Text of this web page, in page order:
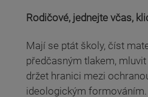
Rodičové, jednejte včas,
Mají se ptát školy, číst
předčasným tlakem,
držet hranici mezi
ideologickým formováním.